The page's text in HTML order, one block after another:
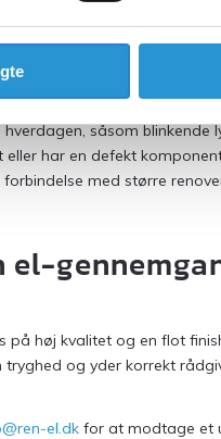
er i brug, er behovet for
gamle kabler kan
såsom blinkende
har en defekt
med større
på høj kvalitet og en flot
og yder korrekt
el.dkfor at modtage et